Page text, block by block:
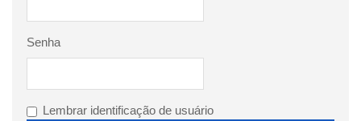
Senha
Lembrar identificação de usuário